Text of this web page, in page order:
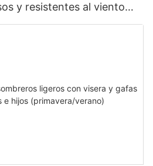
y resistentes al viento